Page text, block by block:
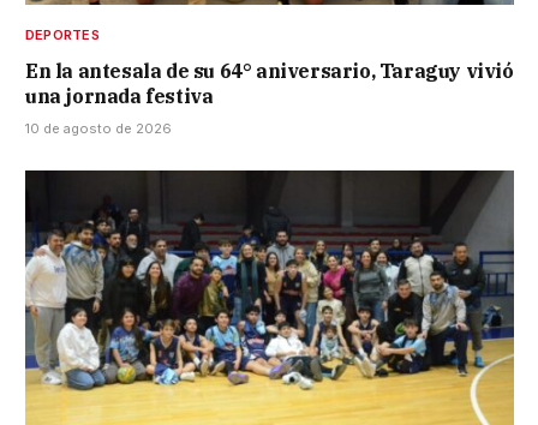
DEPORTES
En la antesala de su 64° aniversario, Taraguy vivió
una jornada festiva
10 de agosto de 2026